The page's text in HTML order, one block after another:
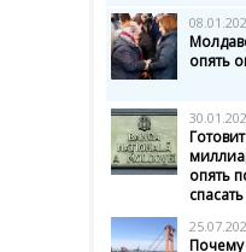
опять
опять
Почему